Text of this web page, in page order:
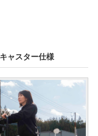
ャスター仕様